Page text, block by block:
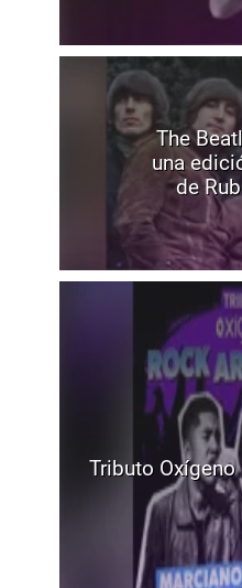
The
una
de
Tributo